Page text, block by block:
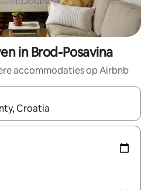
in Brod-Posavina
accommodaties op Airbnb
zijn, maak je een keuze